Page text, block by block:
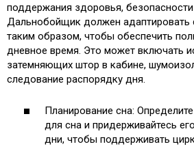
поддержания здоровья, безопасности
Дальнобойщик должен адаптировать
таким образом, чтобы обеспечить
дневное время. Это может включать
затемняющих штор в кабине,
следование распорядку дня.
Планирование сна:
для сна и придерживайтесь
дни, чтобы поддерживать